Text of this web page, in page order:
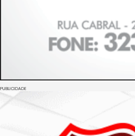
PUBLICIDADE